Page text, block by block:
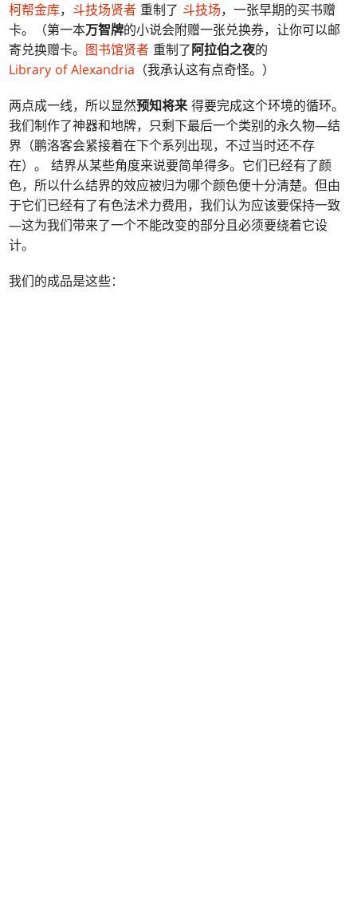
柯帮金库， 斗技场贤者 重制了 斗技场，一张早期的买书赠
卡。（第一本万智牌的小说会附赠一张兑换券，让你可以邮
寄兑换赠卡。 图书馆贤者 重制了阿拉伯之夜的
Library of Alexandria （我承认这有点奇怪。）
两点成一线，所以显然预知将来得要完成这个环境的循环。
我们制作了神器和地牌，只剩下最后一个类别的永久物—结
界（鹏洛客会紧接着在下个系列出现，不过当时还不存
在）。 结界从某些角度来说要简单得多。它们已经有了颜
色，所以什么结界的效应被归为哪个颜色便十分清楚。但由
于它们已经有了有色法术力费用，我们认为应该要保持一致
—这为我们带来了一个不能改变的部分且必须要绕着它设
计。
我们的成品是这些：